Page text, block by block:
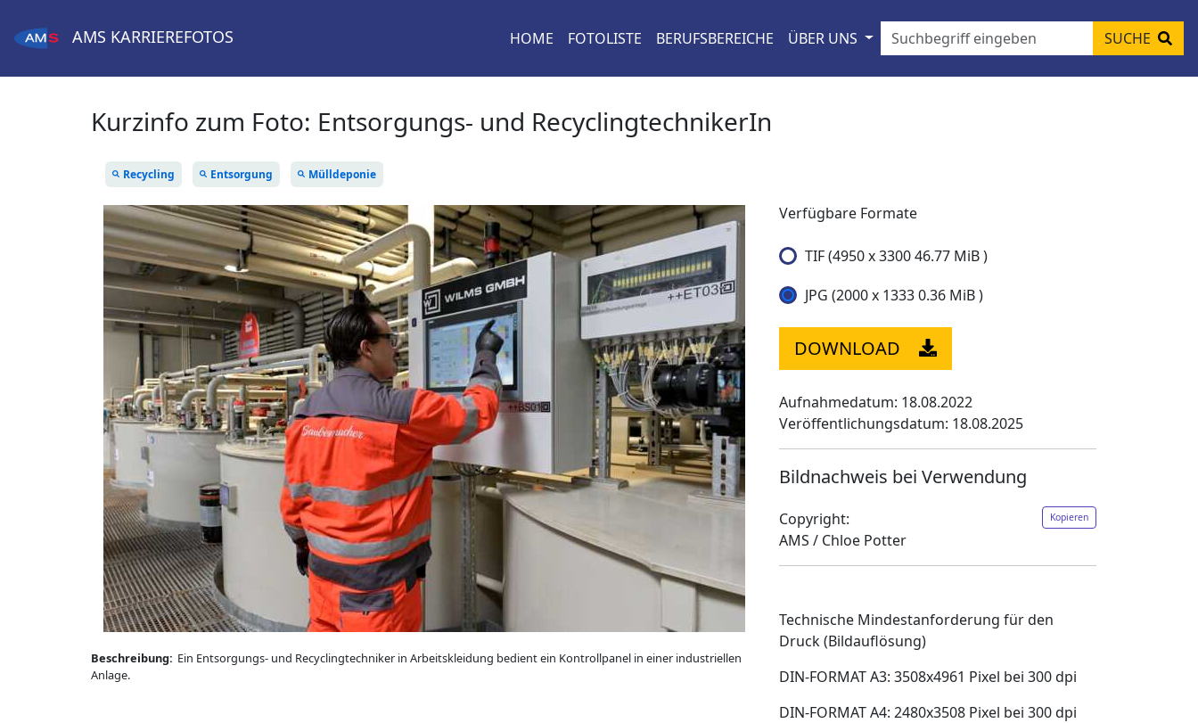
AMS KARRIEREFOTOS HOME FOTOLISTE BERUFSBEREICHE ÜBER UNS SUCHE
Kurzinfo zum Foto: Entsorgungs- und RecyclingtechnikerIn
Recycling Entsorgung Mülldeponie
Beschreibung: Ein Entsorgungs- und Recyclingtechniker in Arbeitskleidung bedient ein Kontrollpanel in einer industriellen
Anlage.
Verfügbare Formate
TIF (4950 x 3300 46.77 MiB )
JPG (2000 x 1333 0.36 MiB )
DOWNLOAD
Aufnahmedatum: 18.08.2022
Veröffentlichungsdatum: 18.08.2025
Bildnachweis bei Verwendung
Copyright: Kopieren
AMS / Chloe Potter
Technische Mindestanforderung für den
Druck (Bildauflösung)
DIN-FORMAT A3: 3508x4961 Pixel bei 300 dpi
DIN-FORMAT A4: 2480x3508 Pixel bei 300 dpi